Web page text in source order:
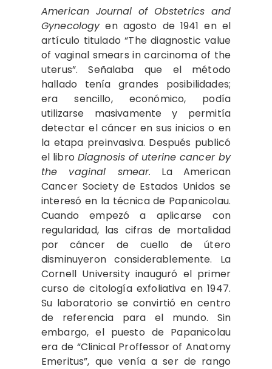
American Journal of Obstetrics and
Gynecologyen agosto de 1941 en el
artículo titulado “The diagnostic value
of vaginal smears in carcinoma of the
uterus”. Señalaba que el método
hallado tenía grandes posibilidades;
era sencillo, económico, podía
utilizarse masivamente y permitía
detectar el cáncer en sus inicios o en
la etapa preinvasiva. Después publicó
el libro Diagnosis of uterine cancer by
the vaginal smear.
La American
Cancer Society de Estados Unidos se
interesó en la técnica de Papanicolau.
Cuando empezó a aplicarse con
regularidad, las cifras de mortalidad
por cáncer de cuello de útero
disminuyeron considerablemente. La
Cornell University inauguró el primer
curso de citología exfoliativa en 1947.
Su laboratorio se convirtió en centro
de referencia para el mundo. Sin
embargo, el puesto de Papanicolau
era de “Clinical Proffessor of Anatomy
Emeritus”, que venía a ser de rango